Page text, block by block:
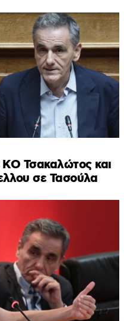
Τσακαλώτος και
σε Τασούλα